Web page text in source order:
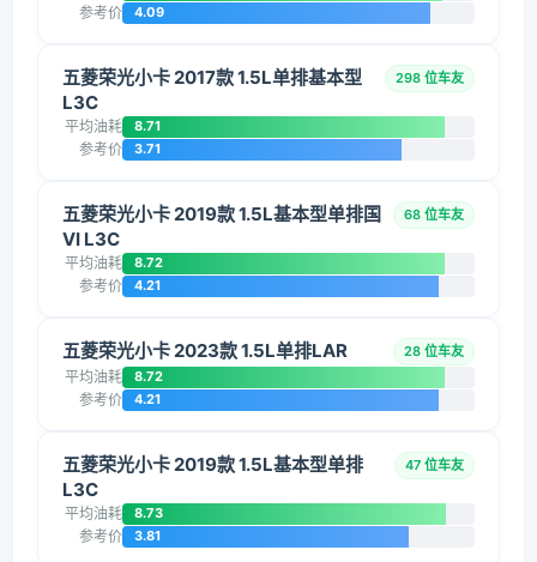
参考价 4.09
五菱荣光小卡 2017款 1.5L单排基本型
L3C
298 位车友
平均油耗 8.71
参考价 3.71
五菱荣光小卡 2019款 1.5L基本型单排国
VI L3C
68 位车友
平均油耗 8.72
参考价 4.21
五菱荣光小卡 2023款 1.5L单排LAR 28 位车友
平均油耗 8.72
参考价 4.21
五菱荣光小卡 2019款 1.5L基本型单排
L3C
47 位车友
平均油耗 8.73
参考价 3.81